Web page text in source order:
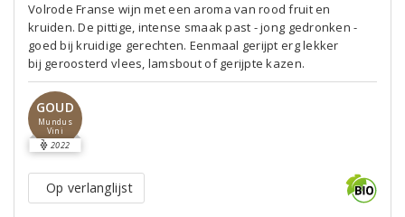
Volrode Franse wijn met een aroma van rood fruit en
kruiden. De pittige, intense smaak past - jong gedronken -
goed bij kruidige gerechten. Eenmaal gerijpt erg lekker
bij geroosterd vlees, lamsbout of gerijpte kazen.
GOUD
Mundus
Vini
2022
Op verlanglijst